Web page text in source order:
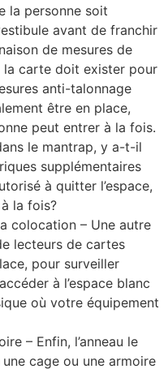
la personne soit
avant de franchir
de mesures de
la carte doit exister pour
anti-talonnage
être en place,
peut entrer à la fois.
le mantrap, y a-t-il
supplémentaires
à quitter l’espace,
la fois?
colocation – Une autre
lecteurs de cartes
pour surveiller
à l’espace blanc
où votre équipement
– Enfin, l’anneau le
cage ou une armoire